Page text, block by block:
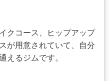
クコース、ヒップアップ
が用意されていて、自分
えるジムです。